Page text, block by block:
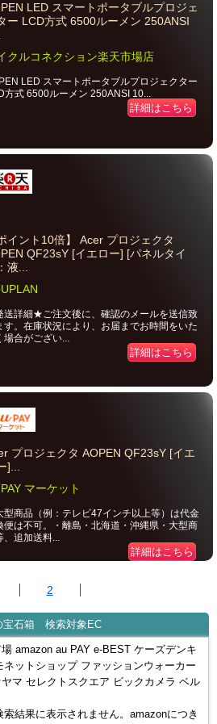
LED スマートポータブルプロジェ
ー LCD方式 6500ルーメン 250ANSI
クルコネクション楽天市場店
LED スマートポータブルプロジェクター
方式 6500ルーメン 250ANSI 10...
詳細はこちら
イント10倍】 Acer プロジェクタ
QF23sY [イエロー] [パネルタイ
液...
詳細★ご注文後に、確認のメールを送信致
す。在庫状況により、お届までお時間をいた
場合がござい...
詳細はこちら
プロジェクタ AOPEN QF23sY [イエ
]...
マーケット
型商品（例：テレビ47インチ以上等）は代金
便は不可。・離島・北海道・沖縄県・大型商
、追加送料...
詳細はこちら
2
宝石箱 検索対象EC
amazon au PAY e-BEST ケーズデンキ
ットショップ ファッションウォーカー
マ セレクトスクエア ビックカメラ ベル
結果に表示されません。amazonにつき